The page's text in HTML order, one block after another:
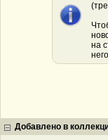
на
Добавлено в